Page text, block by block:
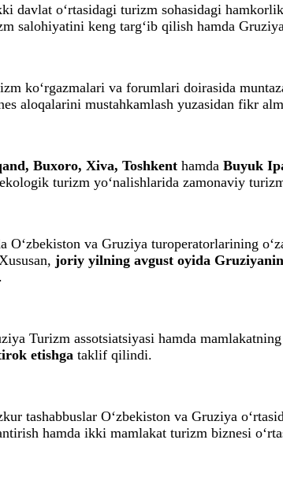
davlat o‘rtasidagi turizm sohasidagi
salohiyatini keng targ‘ib qilish hamda
ko‘rgazmalari va forumlari doirasida
aloqalarini mustahkamlash yuzasidan fikr
Buxoro, Xiva, Toshkent hamda Buyuk
turizm yo‘nalishlarida zamonaviy
O‘zbekiston va Gruziya turoperatorlarining
joriy yilning avgust oyida
Turizm assotsiatsiyasi hamda
etishga taklif qilindi.
tashabbuslar O‘zbekiston va Gruziya
hamda ikki mamlakat turizm biznesi